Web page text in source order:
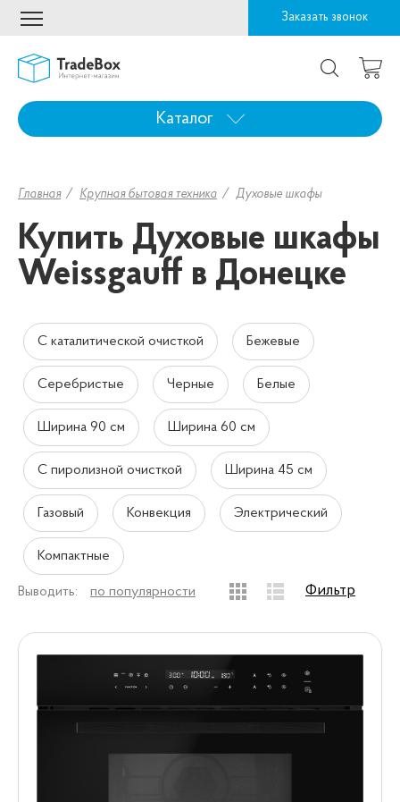
Заказать звонок
Каталог
Главная Крупная бытовая техника Духовые шкафы
Купить Духовые шкафы
Weissgauff в Донецке
С каталитической очисткой Бежевые
Серебристые Черные Белые
Ширина 90 см Ширина 60 см
С пиролизной очисткой Ширина 45 см
Газовый Конвекция Электрический
Компактные
Выводить: по популярности Фильтр